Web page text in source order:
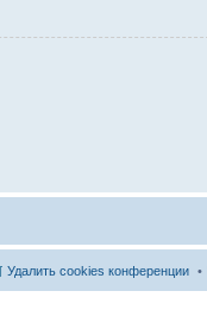
Удалить cookies конференции